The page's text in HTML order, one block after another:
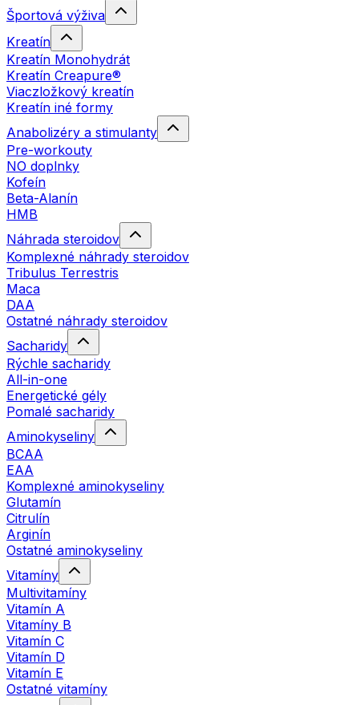
Športová výživa
Kreatín
Kreatín Monohydrát
Kreatín Creapure®
Viaczložkový kreatín
Kreatín iné formy
Anabolizéry a stimulanty
Pre-workouty
NO doplnky
Kofeín
Beta-Alanín
HMB
Náhrada steroidov
Komplexné náhrady steroidov
Tribulus Terrestris
Maca
DAA
Ostatné náhrady steroidov
Sacharidy
Rýchle sacharidy
All-in-one
Energetické gély
Pomalé sacharidy
Aminokyseliny
BCAA
EAA
Komplexné aminokyseliny
Glutamín
Citrulín
Arginín
Ostatné aminokyseliny
Vitamíny
Multivitamíny
Vitamín A
Vitamíny B
Vitamín C
Vitamín D
Vitamín E
Ostatné vitamíny